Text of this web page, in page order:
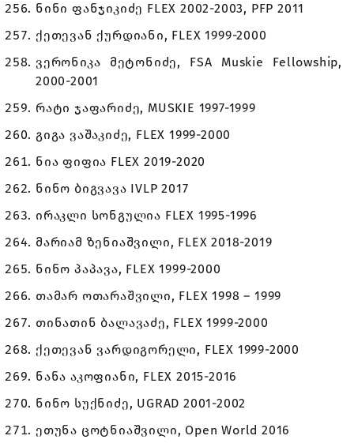
ნინი ფანჯიკიძე FLEX 2002-2003, PFP 2011
ქეთევან ქურდიანი, FLEX 1999-2000
ვერონიკა მეტონიძე, FSA Muskie Fellowship,
2000-2001
რატი ჯაფარიძე, MUSKIE 1997-1999
გიგა ვაშაკიძე, FLEX 1999-2000
ნია ფიფია FLEX 2019-2020
ნინო ბიგვავა IVLP 2017
ირაკლი სონგულია FLEX 1995-1996
მარიამ ზენიაშვილი, FLEX 2018-2019
ნინო პაპავა, FLEX 1999-2000
თამარ ოთარაშვილი, FLEX 1998 – 1999
თინათინ ბალავაძე, FLEX 1999-2000
ქეთევან ვარდიგორელი, FLEX 1999-2000
ნანა აკოფიანი, FLEX 2015-2016
ნინო სუქნიძე, UGRAD 2001-2002
ეთუნა ცოტნიაშვილი, Open World 2016